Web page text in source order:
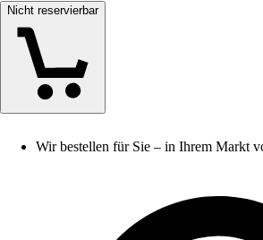
Nicht reservierbar
Wir bestellen für Sie – in Ihrem Markt